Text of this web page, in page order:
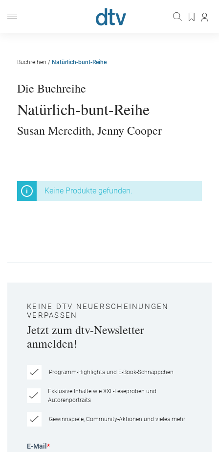
Buchreihen / Natürlich-bunt-Reihe
Die Buchreihe
Natürlich-bunt-Reihe
Susan Meredith, Jenny Cooper
Keine Produkte gefunden.
KEINE DTV NEUERSCHEINUNGEN
VERPASSEN
Jetzt zum dtv-Newsletter
anmelden!
Programm-Highlights und E-Book-Schnäppchen
Exklusive Inhalte wie XXL-Leseproben und
Autorenportraits
Gewinnspiele, Community-Aktionen und vieles mehr
E-Mail *